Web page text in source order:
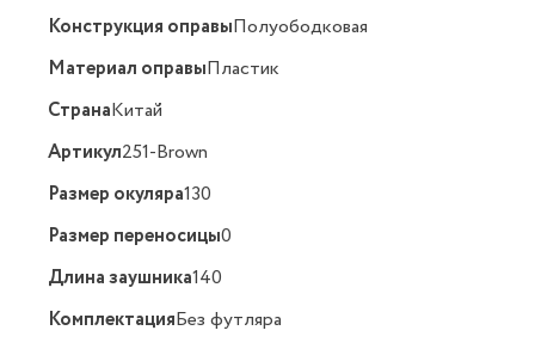
Конструкция оправыПолуободковая
Материал оправыПластик
СтранаКитай
Артикул251-Brown
Размер окуляра130
Размер переносицы0
Длина заушника140
КомплектацияБез футляра